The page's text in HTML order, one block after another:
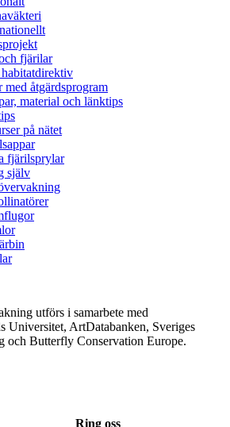
fjärilar
med åtgärdsprogram
material och länktips
på nätet
fjärilsprylar
själv
utförs i samarbete med
Universitet, ArtDatabanken, Sveriges
och Butterfly Conservation Europe.
Ring oss